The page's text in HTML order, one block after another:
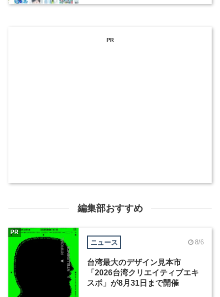
PR
編集部おすすめ
ニュース 8/6
台湾最大のデザイン見本市
「2026台湾クリエイティブエキ
スポ」が8月31日まで開催
PR